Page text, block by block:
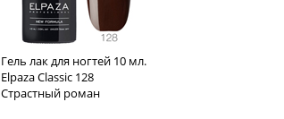
Гель лак для ногтей 10 мл.
Elpaza Classic 128
Страстный роман